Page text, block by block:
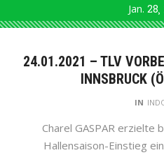
Jan. 28
24.01.2021 – TLV
INNSBRUCK
IN
Charel GASPAR erzielte
Hallensaison-Einstieg